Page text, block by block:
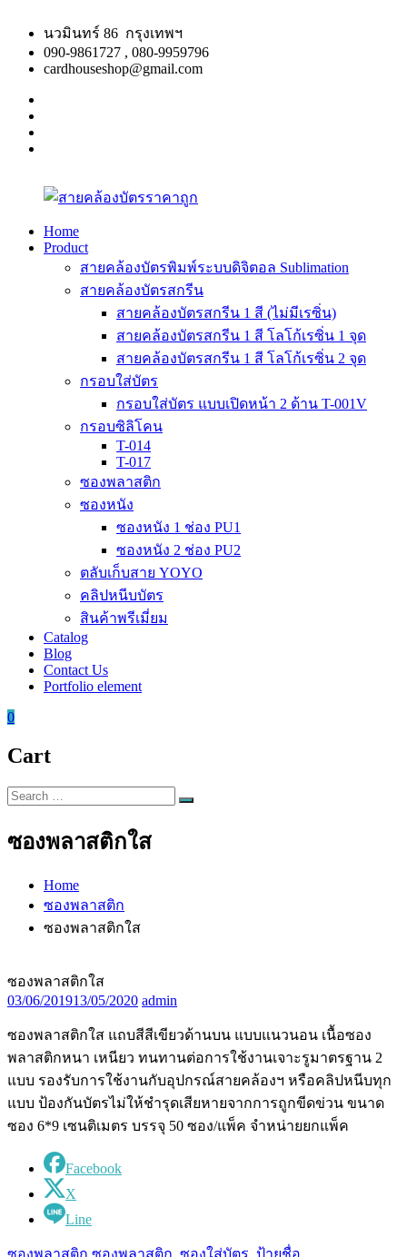
content
นวมินทร์ 86 กรุงเทพฯ
090-9861727 , 080-9959796
cardhouseshop@gmail.com
สาย
สินค้า
Home
Product
สายคล้องบัตรพิมพ์ระบบดิจิตอล Sublimation
สายคล้องบัตรสกรีน
สายคล้องบัตรสกรีน 1 สี (ไม่มีเรซิ่น)
สายคล้องบัตรสกรีน 1 สี โลโก้เรซิ่น 1 จุด
สายคล้องบัตรสกรีน 1 สี โลโก้เรซิ่น 2 จุด
กรอบใส่บัตร
กรอบใส่บัตร แบบเปิดหน้า 2 ด้าน T-001V
กรอบซิลิโคน
T-014
T-017
ซองพลาสติก
ซองหนัง
ซองหนัง 1 ช่อง PU1
ซองหนัง 2 ช่อง PU2
ตลับเก็บสาย YOYO
คลิปหนีบบัตร
สินค้าพรีเมี่ยม
Catalog
Blog
Contact Us
Portfolio element
0
Cart
Search
for:
Search
ซองพลาสติกใส
Home
ซองพลาสติก
ซองพลาสติกใส
ซองพลาสติกใส
03/06/201913/05/2020 admin
ซองพลาสติกใส แถบสีสีเขียวด้านบน แบบแนวนอน เนื้อซอง
พลาสติกหนา เหนียว ทนทานต่อการใช้งานเจาะรูมาตรฐาน 2
แบบ รองรับการใช้งานกับอุปกรณ์สายคล้องฯ หรือคลิปหนีบทุก
แบบ ป้องกันบัตรไม่ให้ชำรุดเสียหายจากการถูกขีดข่วน ขนาด
ซอง 6*9 เซนติเมตร บรรจุ 50 ซอง/แพ็ค จำหน่ายยกแพ็ค
Facebook
X
Line
ซองพลาสติก ซองพลาสติก, ซองใส่บัตร, ป้ายชื่อ